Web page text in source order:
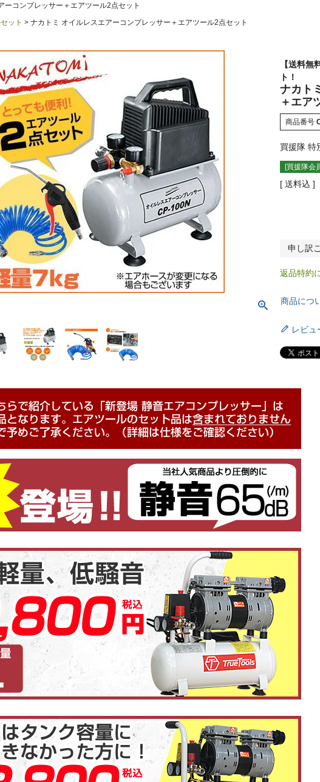
ーコンプレッサー＋エアツール2点セット
ット
ナカトミ オイルレスエアーコンプレッサー＋エアツール2点セット
【送料無
ト！
ナカト
＋エア
商品番号
買援隊 特
[買援隊会
送料込
申し訳
返品特約
商品につ
レビュ